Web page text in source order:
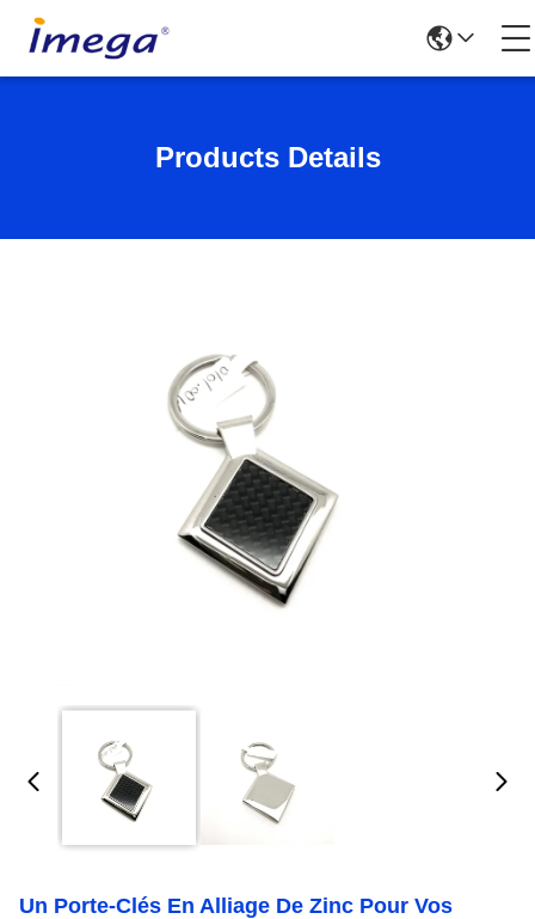
Products Details
Un Porte-Clés En Alliage De Zinc Pour Vos